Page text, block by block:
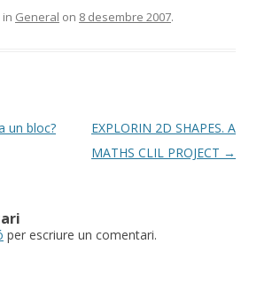
General on 8 desembre 2007.
un bloc?
EXPLORIN 2D SHAPES. A
MATHS CLIL PROJECT →
per escriure un comentari.